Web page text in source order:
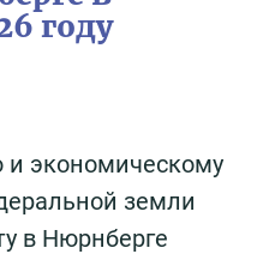
году
и экономическому
земли
в Нюрнберге